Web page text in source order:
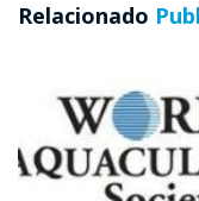
Relacionado